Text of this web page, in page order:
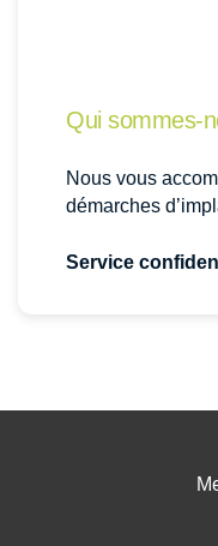
Qui sommes-
Nous vous
démarches
Service